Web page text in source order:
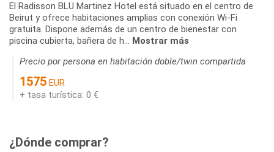
El Radisson BLU Martinez Hotel está situado en el centro de
Beirut y ofrece habitaciones amplias con conexión Wi-Fi
gratuita. Dispone además de un centro de bienestar con
piscina cubierta, bañera de h... Mostrar más
Precio por persona en habitación doble/twin compartida
1575 EUR
+ tasa turística: 0 €
¿Dónde comprar?